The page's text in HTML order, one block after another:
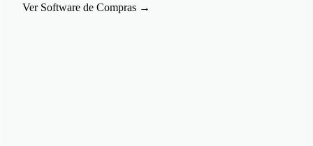
Ver Software de Compras →